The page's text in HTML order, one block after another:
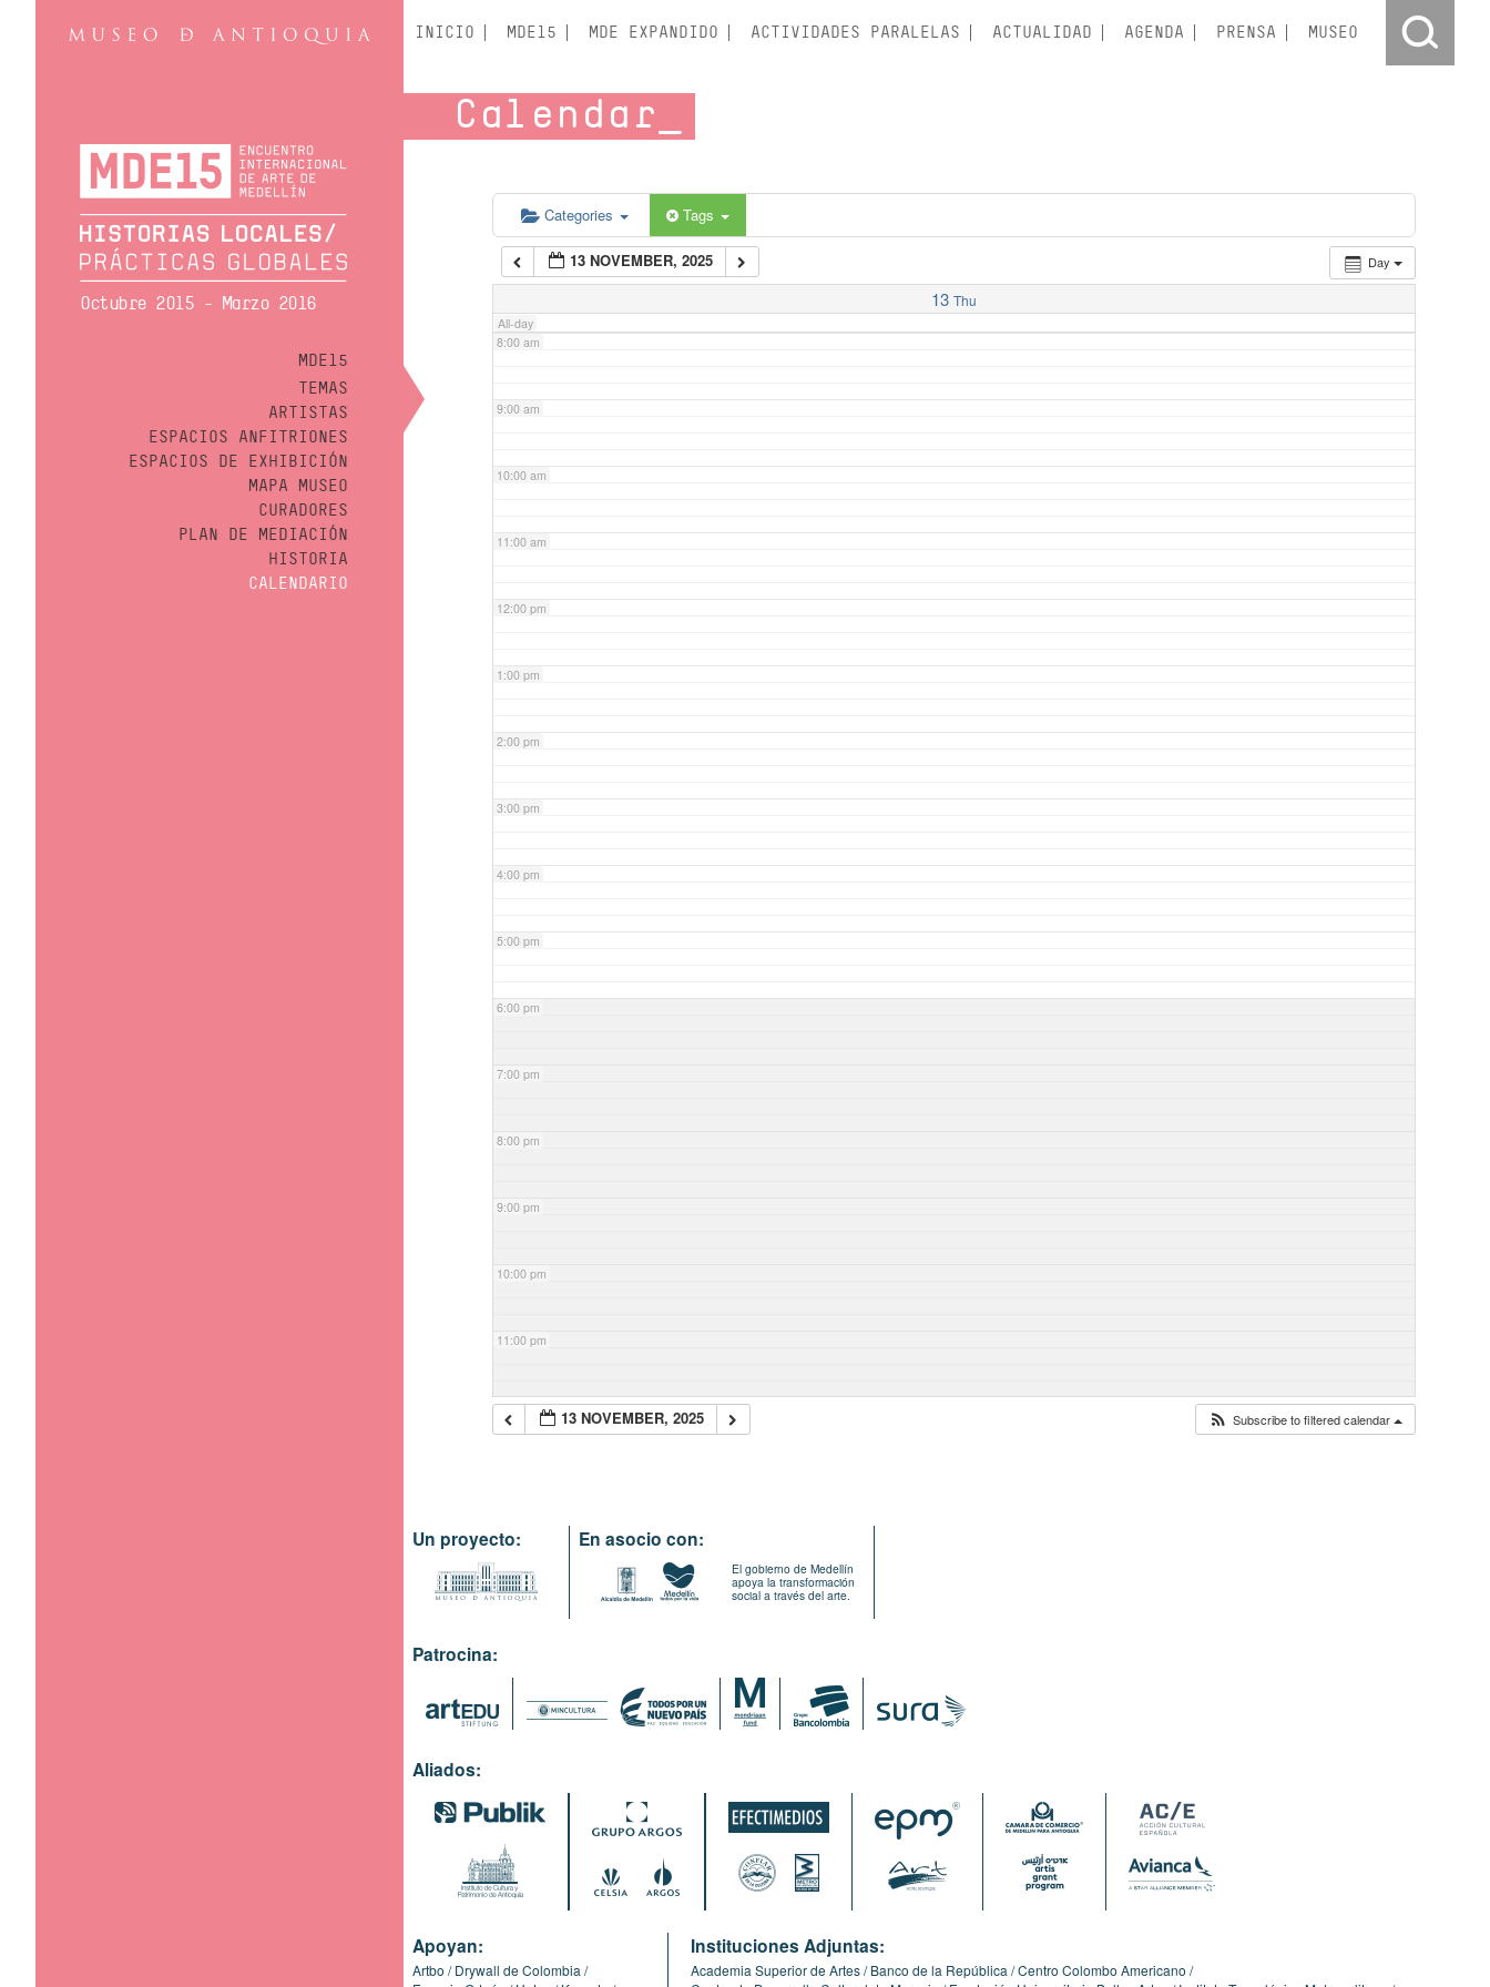
Octubre 2015 - Marzo 2016
MDE15
TEMAS
ARTISTAS
ESPACIOS ANFITRIONES
ESPACIOS DE EXHIBICIÓN
MAPA MUSEO
CURADORES
PLAN DE MEDIACIÓN
HISTORIA
CALENDARIO
INICIO MDE15 MDE EXPANDIDO ACTIVIDADES PARALELAS ACTUALIDAD AGENDA PRENSA MUSEO
Calendar
Categories Tags
Day
13 NOVEMBER, 2025
13 Thu
All-day
5:00 am
6:00 am
7:00 am
8:00 am
9:00 am
10:00 am
11:00 am
12:00 pm
1:00 pm
2:00 pm
3:00 pm
4:00 pm
5:00 pm
6:00 pm
7:00 pm
8:00 pm
9:00 pm
10:00 pm
11:00 pm
13 NOVEMBER, 2025 Subscribe to filtered calendar
Un proyecto: En asocio con:
El gobierno de Medellín
apoya la transformación
social a través del arte.
Patrocina:
Aliados:
Apoyan:
Artbo
Drywall de Colombia
Instituciones Adjuntas:
Academia Superior de Artes Banco de la República Centro Colombo Americano